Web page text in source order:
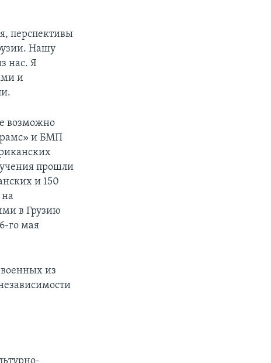
перспективы
Нашу
нас. Я
и
возможно
и БМП
прошли
и 150
в Грузию
го мая
из